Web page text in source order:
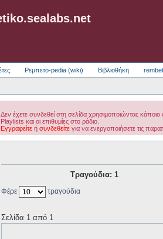
Ρεμπετο-pedia (wiki) Βιβλιοθήκη
Δεν έχετε συνδεθεί στη σελίδα χρησιμοποιώντας
Playlists και οι επιθυμίες στο ράδιο.
Εγγραφείτε ή συνδεθείτε για να ενεργοποιήσετε τις
Τραγούδια: 1
Φέρε τραγούδια
Σελίδα 1 από 1